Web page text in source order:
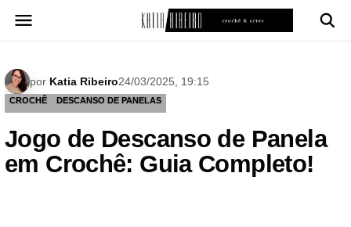
para
por Katia Ribeiro24/03/2025, 19:15
CROCHÊ DESCANSO DE PANELAS
Jogo de Descanso de Panela
em Crochê: Guia Completo!